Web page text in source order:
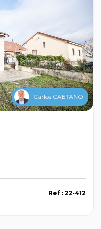
Carlos CAETANO
Ref : 22-412